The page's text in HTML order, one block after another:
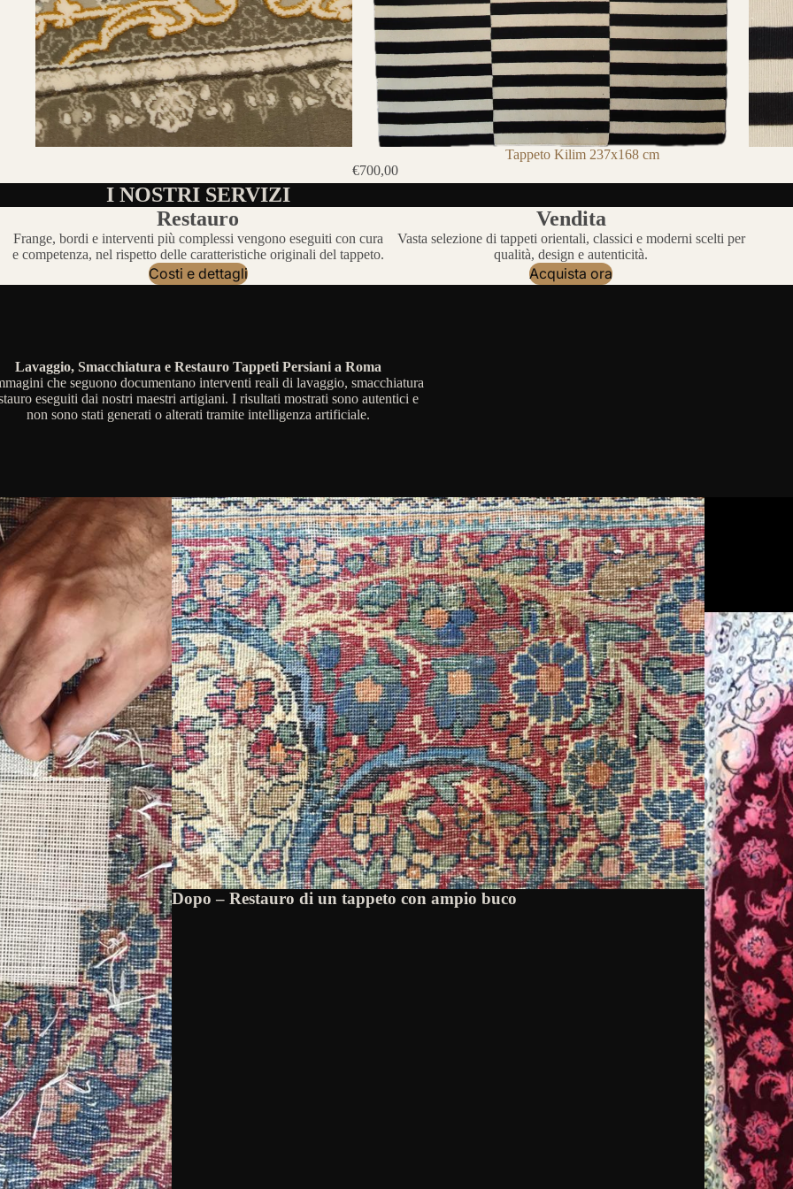
Tappeto Kilim 237x168 cm
€700,00
I NOSTRI SERVIZI
Restauro
Frange, bordi e interventi più complessi vengono eseguiti con cura
e competenza, nel rispetto delle caratteristiche originali del tappeto.
Costi e dettagli
Vendita
Vasta selezione di tappeti orientali, classici e moderni scelti per
qualità, design e autenticità.
Acquista ora
Lavaggio, Smacchiatura e Restauro Tappeti Persiani a Roma
che seguono documentano interventi reali di lavaggio, smacchiatura
eseguiti dai nostri maestri artigiani. I risultati mostrati sono autentici e
non sono stati generati o alterati tramite intelligenza artificiale.
Dopo – Restauro di un tappeto con ampio buco